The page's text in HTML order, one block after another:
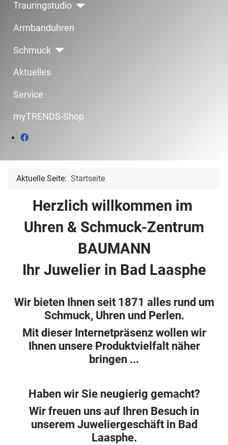
Trauringstudio
Armbanduhren
Schmuck
Aktuelles
Service
myTRENDS-Shop
Aktuelle Seite: Startseite
Herzlich willkommen im
Uhren & Schmuck-Zentrum
BAUMANN
Ihr Juwelier in Bad Laasphe
Wir bieten Ihnen seit 1871 alles rund um
Schmuck, Uhren und Perlen.
Mit dieser Internetpräsenz wollen wir
Ihnen unsere Produktvielfalt näher
bringen ...
Haben wir Sie neugierig gemacht?
Wir freuen uns auf Ihren Besuch in
unserem Juweliergeschäft in Bad
Laasphe.